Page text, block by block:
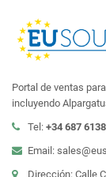
Portal de ventas
incluyendo
Tel: +34 687
Email:
Dirección: Calle